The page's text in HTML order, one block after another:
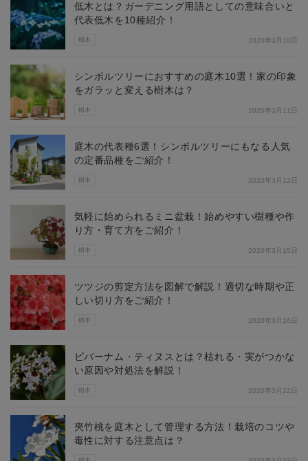
樹木
低木とは？ガーデニング用語としての意味合いと
代表低木を10種紹介！
2020年3月10日
樹木
シンボルツリーにおすすめの庭木10選！家の印象
をガラッと変える樹木は？
2020年3月11日
樹木
庭木の代表種6選！シンボルツリーにもなる人気
の定番品種をご紹介！
2020年3月12日
樹木
気軽に始められるミニ盆栽！始めやすい樹種や作
り方・育て方をご紹介！
2020年3月15日
樹木
ツツジの剪定方法を図解で解説！適切な時期や正
しい切り方をご紹介！
2020年3月16日
樹木
ビバーナム・ティヌスとは？枯れる・実がつかな
い原因や対処法を解説！
2020年3月22日
夾竹桃を庭木として管理する方法！栽培のコツや
毒性に対する注意点は？